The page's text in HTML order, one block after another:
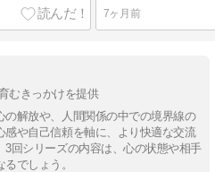
7ヶ月前
むきっかけを提供
解放や、人間関係の中での境界線の
や自己信頼を軸に、より快適な交流
回シリーズの内容は、心の状態や相手
でしょう。